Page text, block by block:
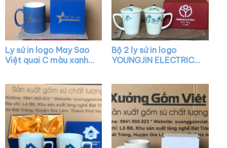
Ly sứ in logo May Sao
Việt quai C màu xanh
Bộ 2 ly sứ in logo
YOUNGJIN ELECTRICS